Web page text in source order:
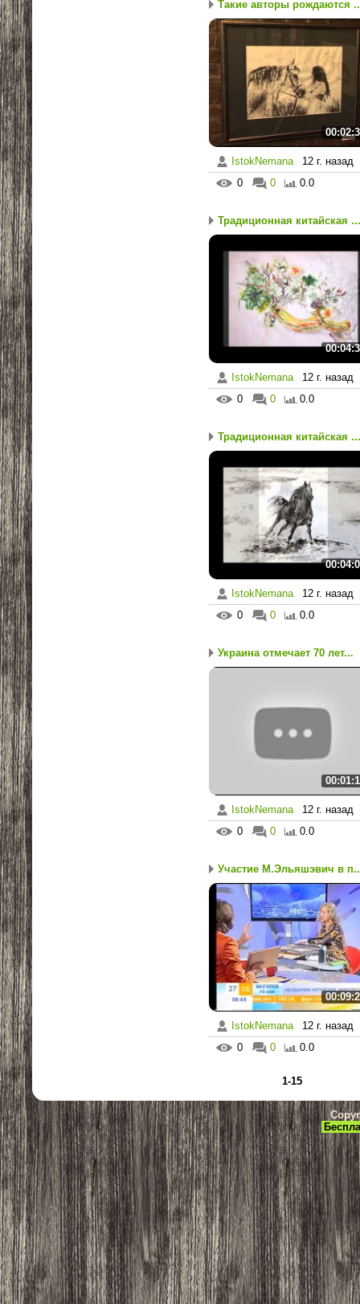
Такие авторы рождаются
IstokNemana
12 г. назад
0
0 0.0
Традиционная китайская ...
IstokNemana
12 г. назад
0
0 0.0
Традиционная китайская ...
IstokNemana
12 г. назад
0
0 0.0
Украина отмечает 70 лет...
IstokNemana
12 г. назад
0
0 0.0
Участие М.Эльяшэвич в
IstokNemana
12 г. назад
0
0 0.0
1-15